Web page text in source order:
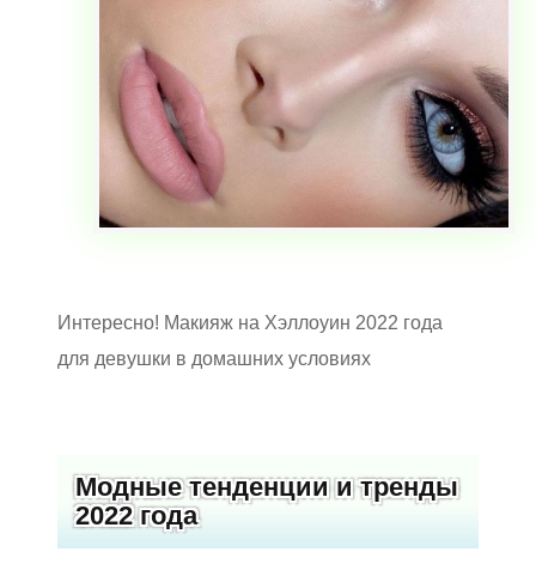
Интересно! Макияж на Хэллоуин 2022 года
для девушки в домашних условиях
Модные тенденции и тренды
2022 года